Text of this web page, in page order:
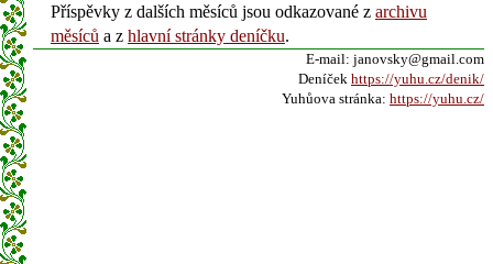
Příspěvky z dalších měsíců jsou odkazované z archivu
měsíců a z hlavní stránky deníčku.
E-mail: janovsky@gmail.com
Deníček https://yuhu.cz/denik/
Yuhůova stránka: https://yuhu.cz/